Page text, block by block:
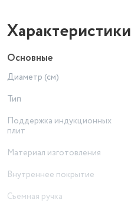
Характеристики
Основные
Диаметр (см)
Тип
Поддержка индукционных
плит
Материал изготовления
Внутреннее покрытие
Съемная ручка